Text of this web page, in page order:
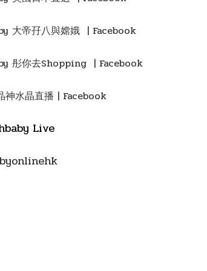
大帝孖八與嫦娥 | Facebook
彤你去Shopping | Facebook
神水晶直播 | Facebook
Live